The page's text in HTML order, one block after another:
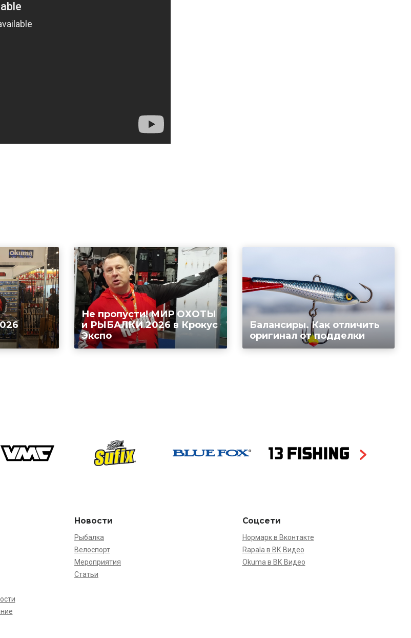
Не пропусти! МИР ОХОТЫ
и РЫБАЛКИ 2026 в Крокус
Экспо
Балансиры. Как отличить
оригинал от подделки
Новости
Рыбалка
Велоспорт
Мероприятия
Статьи
Соцсети
Нормарк в Вконтакте
Rapala в ВК Видео
Okuma в ВК Видео